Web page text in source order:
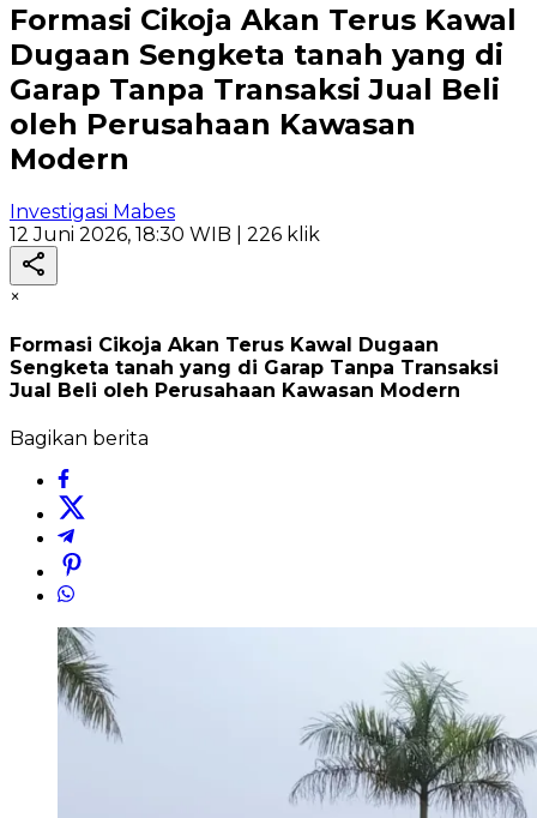
Formasi Cikoja Akan Terus Kawal
Dugaan Sengketa tanah yang di
Garap Tanpa Transaksi Jual Beli
oleh Perusahaan Kawasan
Modern
Investigasi Mabes
12 Juni 2026, 18:30 WIB | 226 klik
×
Formasi Cikoja Akan Terus Kawal Dugaan
Sengketa tanah yang di Garap Tanpa Transaksi
Jual Beli oleh Perusahaan Kawasan Modern
Bagikan berita